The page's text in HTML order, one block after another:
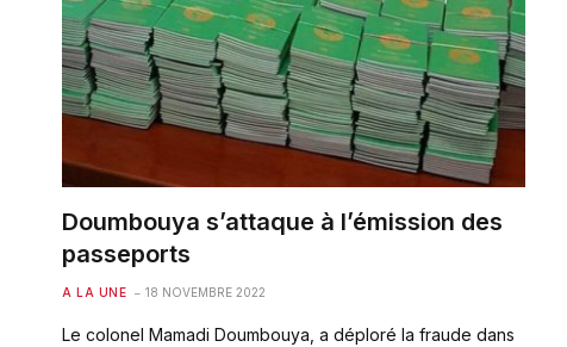
Doumbouya s’attaque à l’émission des
passeports
A LA UNE 18 NOVEMBRE 2022
Le colonel Mamadi Doumbouya, a déploré la fraude dans